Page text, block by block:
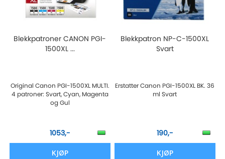
Blekkpatroner CANON PGI-
1500XL ...
Original Canon PGI-1500XL MULTI.
4 patroner: Svart, Cyan, Magenta
og Gul
1053,-
KJØP
Blekkpatron NP-C-1500XL
Svart
Erstatter Canon PGI-1500XL BK. 36
ml Svart
190,-
KJØP